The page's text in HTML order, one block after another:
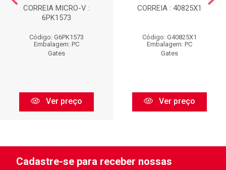
CORREIA MICRO-V :
6PK1573
Código: G6PK1573
Embalagem: PC
Gates
Ver preço
CORREIA : 40825X1
Código: G40825X1
Embalagem: PC
Gates
Ver preço
Cadastre-se para receber nossas